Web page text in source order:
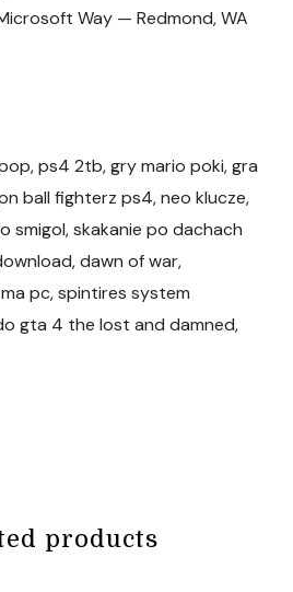
Way — Redmond, WA
ps4 2tb, gry mario poki, gra
ball fighterz ps4, neo klucze,
smigol, skakanie po dachach
dawn of war,
pc, spintires system
gta 4 the lost and damned,
products